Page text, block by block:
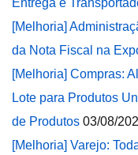
Entrega e
[Melhoria]
da Nota Fiscal na
[Melhoria] Compras:
Lote para Produtos
de Produtos 03/08/
[Melhoria] Varejo: